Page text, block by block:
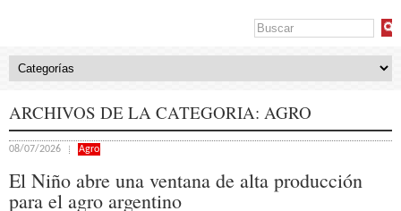
ARCHIVOS DE LA CATEGORIA: AGRO
08/07/2026 Agro
El Niño abre una ventana de alta producción
para el agro argentino